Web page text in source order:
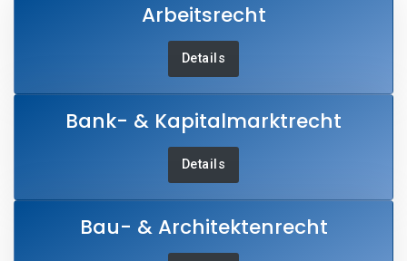
Arbeitsrecht
Details
Bank- & Kapitalmarktrecht
Details
Bau- & Architektenrecht